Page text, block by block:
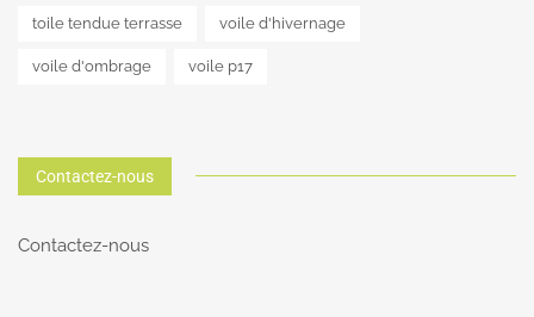
toile tendue terrasse voile d'hivernage
voile d'ombrage voile p17
Contactez-nous
Contactez-nous